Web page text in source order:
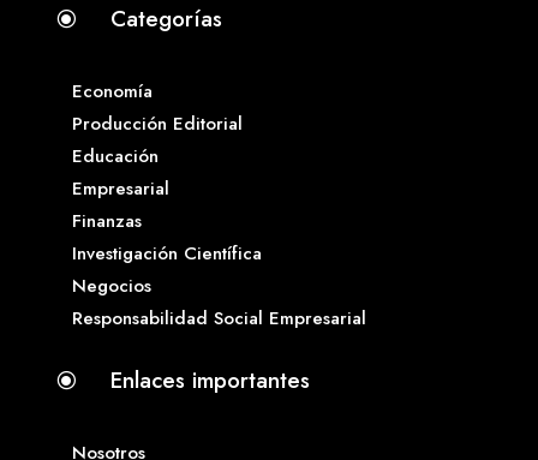
\ Categorías
Economía
Producción Editorial
Educación
Empresarial
Finanzas
Investigación Científica
Negocios
Responsabilidad Social Empresarial
\ Enlaces importantes
Nosotros